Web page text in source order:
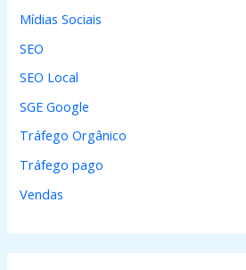
Mídias Sociais
SEO
SEO Local
SGE Google
Tráfego Orgânico
Tráfego pago
Vendas